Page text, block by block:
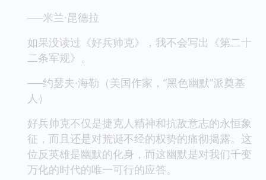
──米兰·昆德拉
如果没读过《好兵帅克》，我不会写出《第二十
二条军规》。
──约瑟夫·海勒（美国作家，“黑色幽默”派奠基
人）
好兵帅克不仅是捷克人精神和抗敌意志的永恒象
征，而且还是对荒诞不经的权势的痛彻揭露。这
位反英雄是幽默的化身，而这幽默是对我们千变
万化的时代的唯一可行的应答。